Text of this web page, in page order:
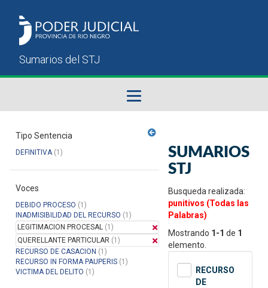
Sumarios del STJ
Manual del Usuario
Tipo Sentencia
DEFINITIVA(1)
Voces
DEBIDO PROCESO (1)
INADMISIBILIDAD DEL RECURSO (1)
LEGITIMACION PROCESAL (1)
QUERELLANTE PARTICULAR (1)
RECURSO DE CASACION (1)
RECURSO IN FORMA PAUPERIS (1)
VICTIMA DEL DELITO (1)
SUMARIOS
STJ
Busqueda realizada:
punitivos (Todas las
Palabras)
Mostrando 1-1 de 1
elemento.
RECURSO
DE